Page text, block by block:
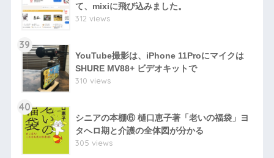
て、mixiに飛び込みました。
312 views
39
YouTube撮影は、iPhone 11Proにマイクは
SHURE MV88+ ビデオキットで
310 views
40
シニアの本棚⑥ 樋口恵子著「老いの福袋」ヨ
タへロ期と介護の全体図が分かる
305 views